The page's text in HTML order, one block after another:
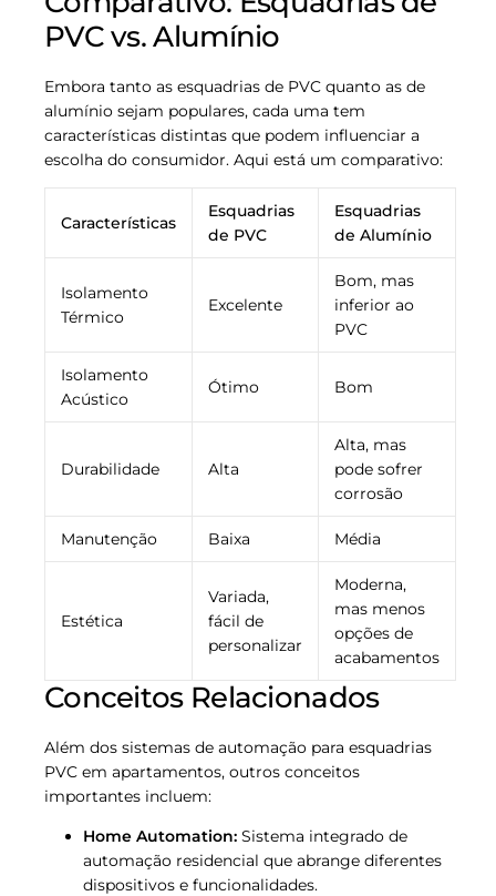
PVC vs. Alumínio
Embora tanto as esquadrias de PVC quanto as de
alumínio sejam populares, cada uma tem
características distintas que podem influenciar a
escolha do consumidor. Aqui está um comparativo:
Características
Esquadrias
de PVC
Esquadrias
de Alumínio
Isolamento
Térmico
Excelente
Bom, mas
inferior ao
PVC
Isolamento
Acústico
Ótimo Bom
Durabilidade Alta
Alta, mas
pode sofrer
corrosão
Manutenção Baixa Média
Estética
Variada,
fácil de
personalizar
Moderna,
mas menos
opções de
acabamentos
Conceitos Relacionados
Além dos sistemas de automação para esquadrias
PVC em apartamentos, outros conceitos
importantes incluem:
Home Automation: Sistema integrado de
automação residencial que abrange diferentes
dispositivos e funcionalidades.